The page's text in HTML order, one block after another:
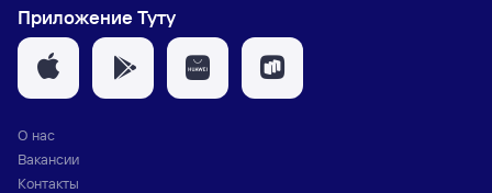
Приложение Туту
О нас
Вакансии
Контакты